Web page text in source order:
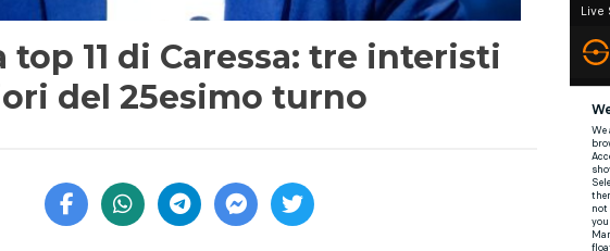
top 11 di Caressa: tre interisti
del 25esimo turno